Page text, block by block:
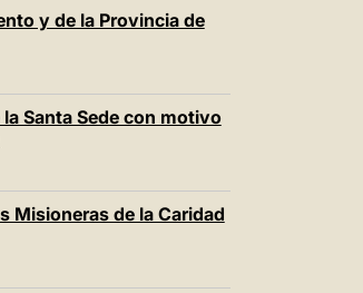
y de la Provincia de
Santa Sede con motivo
Misioneras de la Caridad